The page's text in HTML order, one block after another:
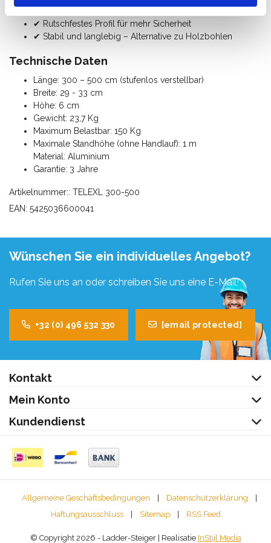
✔ Rutschfestes Profil für mehr Sicherheit
✔ Stabil und langlebig – Alternative zu Holzbohlen
Technische Daten
Länge: 300 – 500 cm (stufenlos verstellbar)
Breite: 29 - 33 cm
Höhe: 6 cm
Gewicht: 23,7 Kg
Maximum Belastbar: 150 Kg
Maximale Standhöhe (ohne Handlauf): 1 m
Material: Aluminium
Garantie: 3 Jahre
Artikelnummer:: TELEXL 300-500
EAN: 5425036600041
Wünschen Sie ein individuelles Angebot?
Rufen Sie uns an oder schreiben Sie uns eine E-Mail!
+32 (0) 496 532 330 [email protected]
Kontakt
Mein Konto
Kundendienst
Allgemeine Geschäftsbedingungen | Datenschutzerklärung
|
Haftungsausschluss
| Sitemap | RSS Feed
© Copyright 2026 - Ladder-Steiger | Realisatie InStijl Media